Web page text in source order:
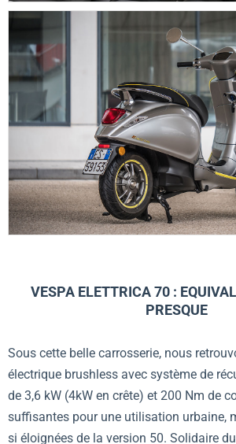
VESPA ELETTRICA 70 :
PRESQUE
Sous cette belle carrosserie, nous
électrique brushless avec système de
de 3,6 kW (4kW en crête) et 200 Nm de
suffisantes pour une utilisation urbaine,
si éloignées de la version 50. Solidaire